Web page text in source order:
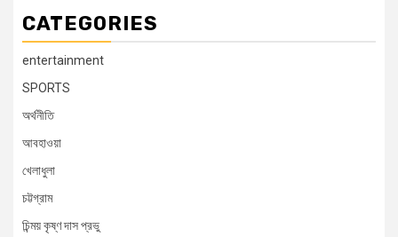
CATEGORIES
entertainment
SPORTS
অর্থনীতি
আবহাওয়া
খেলাধুলা
চট্টগ্রাম
চিন্ময় কৃষ্ণ দাস প্রভু